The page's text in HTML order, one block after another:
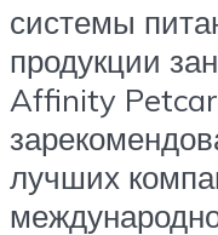
системы
продукции
Affinity
лучших